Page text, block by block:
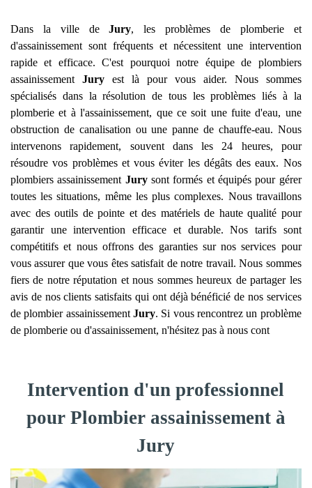
Dans la ville deJury, les problèmes de plomberie et
d'assainissement sont fréquents et nécessitent une intervention
rapide et efficace. C'est pourquoi notre équipe de plombiers
assainissement Juryest là pour vous aider. Nous sommes
spécialisés dans la résolution de tous les problèmes liés à la
plomberie et à l'assainissement, que ce soit une fuite d'eau, une
obstruction de canalisation ou une panne de chauffe-eau. Nous
intervenons rapidement, souvent dans les 24 heures, pour
résoudre vos problèmes et vous éviter les dégâts des eaux. Nos
plombiers assainissement Jurysont formés et équipés pour gérer
toutes les situations, même les plus complexes. Nous travaillons
avec des outils de pointe et des matériels de haute qualité pour
garantir une intervention efficace et durable. Nos tarifs sont
compétitifs et nous offrons des garanties sur nos services pour
vous assurer que vous êtes satisfait de notre travail. Nous sommes
fiers de notre réputation et nous sommes heureux de partager les
avis de nos clients satisfaits qui ont déjà bénéficié de nos services
de plombier assainissementJury. Si vous rencontrez un problème
de plomberie ou d'assainissement, n'hésitez pas à nous cont
Intervention d'un professionnel
pour Plombier assainissement à
Jury